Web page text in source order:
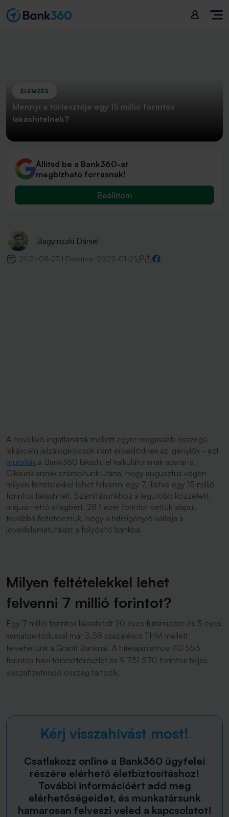
ELEMZÉS
Mennyi a törlesztője egy 15 millió forintos
lakáshitelnek?
Állítsd be a Bank360-at
megbízható forrásnak!
Beállítom
Bagyinszki Dániel
2021-08-27 Frissítve: 2022-01-21
A növekvő ingatlanárak mellett egyre magasabb összegű
lakáscélú jelzálogkölcsök iránt érdeklődnek az igénylők - ezt
mutatják a Bank360 lakáshitel kalkulátorának adatai is.
Cikkünk annak számoltunk utána, hogy augusztus végén
milyen feltételekkel lehet felvenni egy 7, illetve egy 15 millió
forintos lakáshitelt. Számításunkhoz a legutóbb közzétett,
májusi nettó átlagbért, 287 ezer forintot vettük alapul,
továbbá feltételeztük, hogy a hiteligénylő vállalja a
jövedelemátutalást a folyósító bankba.
Milyen feltételekkel lehet
felvenni 7 millió forintot?
Egy 7 millió forintos lakáshitelt 20 éves futamidőre és 5 éves
kamatperiódussal már 3,58 százalékos THM mellett
felvehetünk a Gránit Banknál. A hitelajánlathoz 40 553
forintos havi törlesztőrészlet és 9 751 570 forintos teljes
visszafizetendő összeg tartozik.
Kérj visszahívást most!
Csatlakozz online a Bank360 ügyfelei
részére elérhető életbiztosításhoz!
További információért add meg
elérhetőségeidet, és munkatársunk
hamarosan felveszi veled a kapcsolatot!